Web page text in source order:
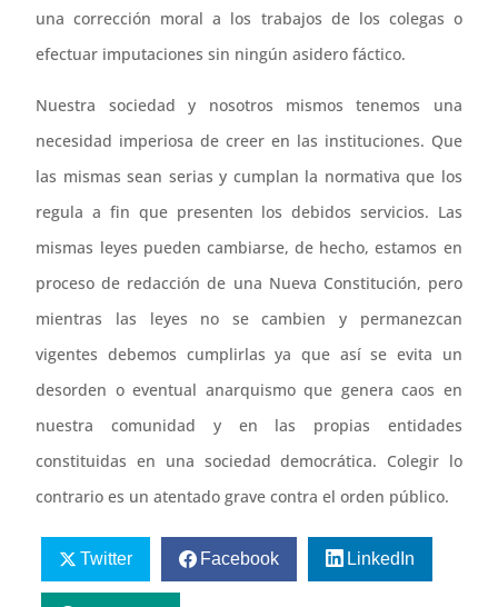
una corrección moral a los trabajos de los colegas o
efectuar imputaciones sin ningún asidero fáctico.
Nuestra sociedad y nosotros mismos tenemos una
necesidad imperiosa de creer en las instituciones. Que
las mismas sean serias y cumplan la normativa que los
regula a fin que presenten los debidos servicios. Las
mismas leyes pueden cambiarse, de hecho, estamos en
proceso de redacción de una Nueva Constitución, pero
mientras las leyes no se cambien y permanezcan
vigentes debemos cumplirlas ya que así se evita un
desorden o eventual anarquismo que genera caos en
nuestra comunidad y en las propias entidades
constituidas en una sociedad democrática. Colegir lo
contrario es un atentado grave contra el orden público.
Twitter Facebook LinkedIn